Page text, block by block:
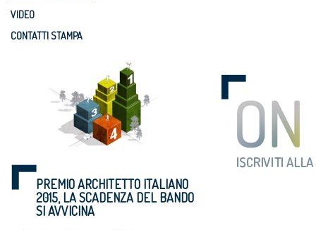
VIDEO
CONTATTI STAMPA
PREMIO ARCHITETTO ITALIANO
2015, LA SCADENZA DEL BANDO
SI AVVICINA